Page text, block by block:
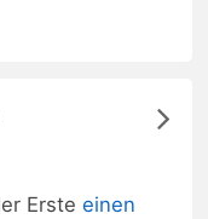
Ersteeinen